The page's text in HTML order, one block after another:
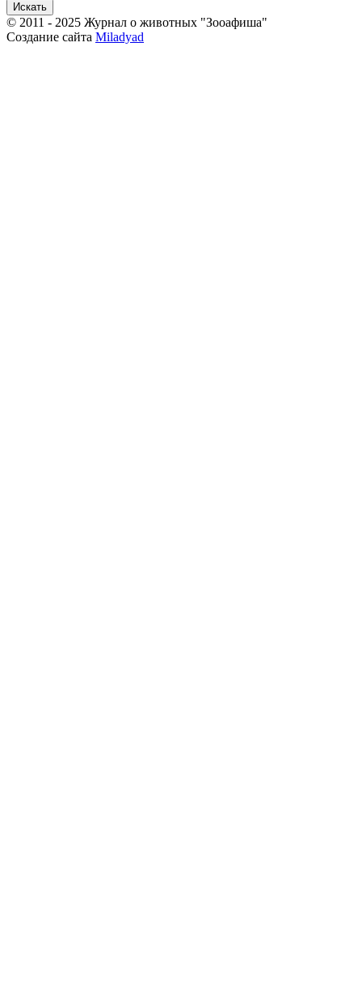
Искать
© 2011 - 2025 Журнал о животных "Зооафиша"
Создание сайта Miladyad